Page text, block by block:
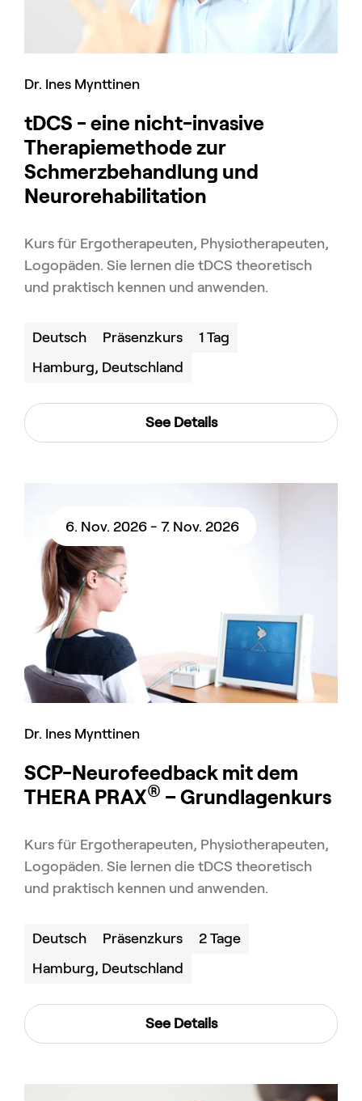
Dr. Ines Mynttinen
tDCS - eine nicht-invasive
Therapiemethode zur
Schmerzbehandlung und
Neurorehabilitation
Kurs für Ergotherapeuten, Physiotherapeuten,
Logopäden. Sie lernen die tDCS theoretisch
und praktisch kennen und anwenden.
Deutsch
Präsenzkurs
Hamburg, Deutschland
1 Tag
See Details
6. Nov. 2026 - 7. Nov. 2026
Dr. Ines Mynttinen
SCP-Neurofeedback mit dem
THERA PRAX® – Grundlagenkurs
Kurs für Ergotherapeuten, Physiotherapeuten,
Logopäden. Sie lernen die tDCS theoretisch
und praktisch kennen und anwenden.
Deutsch
Präsenzkurs
Hamburg, Deutschland
2 Tage
See Details